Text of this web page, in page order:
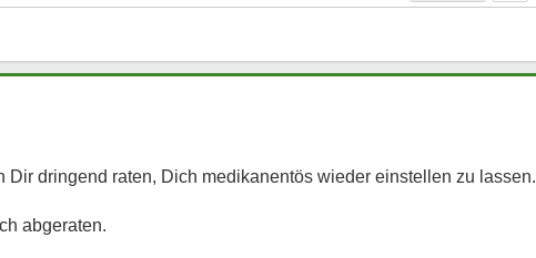
dringend raten, Dich medikanentös wieder einstellen zu lassen.
abgeraten.